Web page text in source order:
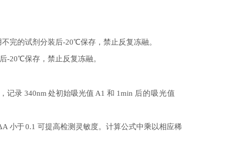
不完的试剂分装后-20℃保存，禁止反复冻融。
-20℃保存，禁止反复冻融。
记录 340nm 处初始吸光值 A1和 1min 后的吸光值
小于0.1 可提高检测灵敏度。计算公式中乘以相应稀